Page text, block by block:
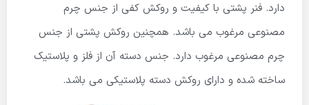
دارد. فنر پشتی با کیفیت و روکش کفی از جنس چرم
مصنوعی مرغوب می باشد. همچنین روکش پشتی از جنس
چرم مصنوعی مرغوب دارد. جنس دسته آن از فلز و پلاستیک
ساخته شده و دارای روکش دسته پلاستیکی می باشد.